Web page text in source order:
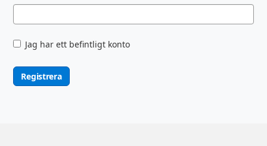
Jag har ett befintligt konto
Registrera